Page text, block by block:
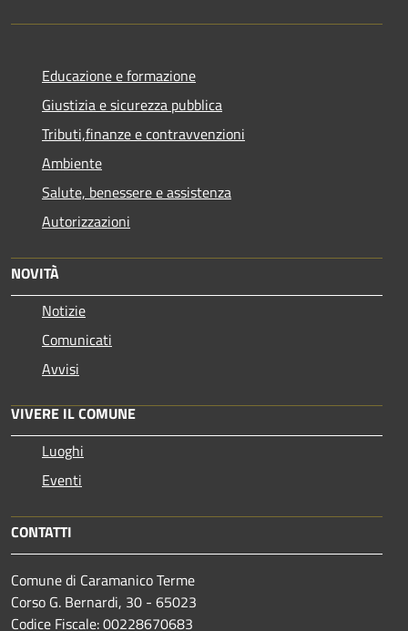
Educazione e formazione
Giustizia e sicurezza pubblica
Tributi,finanze e contravvenzioni
Ambiente
Salute, benessere e assistenza
Autorizzazioni
NOVITÀ
Notizie
Comunicati
Avvisi
VIVERE IL COMUNE
Luoghi
Eventi
CONTATTI
Comune di Caramanico Terme
Corso G. Bernardi, 30 - 65023
Codice Fiscale: 00228670683